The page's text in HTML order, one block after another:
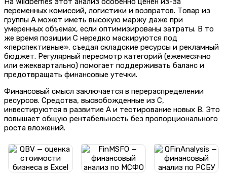
переменных комиссий, логистики и возвратов. Товар из
группы A может иметь высокую маржу даже при
умеренных объемах, если оптимизированы затраты. В то
же время позиции C нередко маскируются под
«перспективные», съедая складские ресурсы и рекламный
бюджет. Регулярный пересмотр категорий (ежемесячно
или ежеквартально) помогает поддерживать баланс и
предотвращать финансовые утечки.
Финансовый смысл заключается в перераспределении
ресурсов. Средства, высвобожденные из C,
инвестируются в развитие A и тестирование новых B. Это
повышает общую рентабельность без пропорционального
роста вложений.